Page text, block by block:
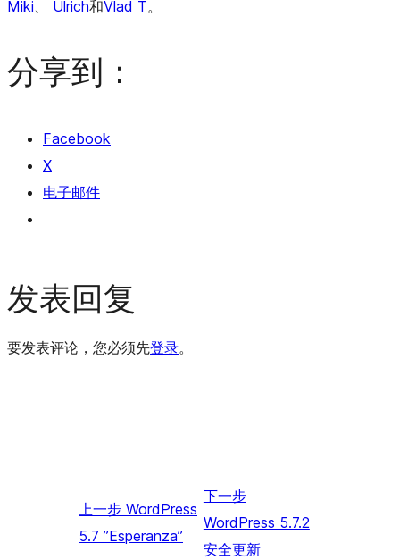
Miki、 Ulrich和Vlad T。
分享到：
Facebook
X
电子邮件
发表回复
要发表评论，您必须先登录。
上一步 WordPress
5.7 ”Esperanza”
下一步
WordPress 5.7.2
安全更新